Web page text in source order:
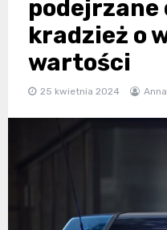
podejrzane
kradzież o
wartości
25 kwietnia 2024